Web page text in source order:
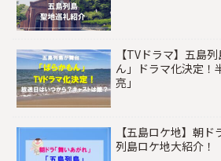
【TVドラマ】五島
ん」ドラマ化決定！
亮」
【五島ロケ地】朝
列島ロケ地大紹介！